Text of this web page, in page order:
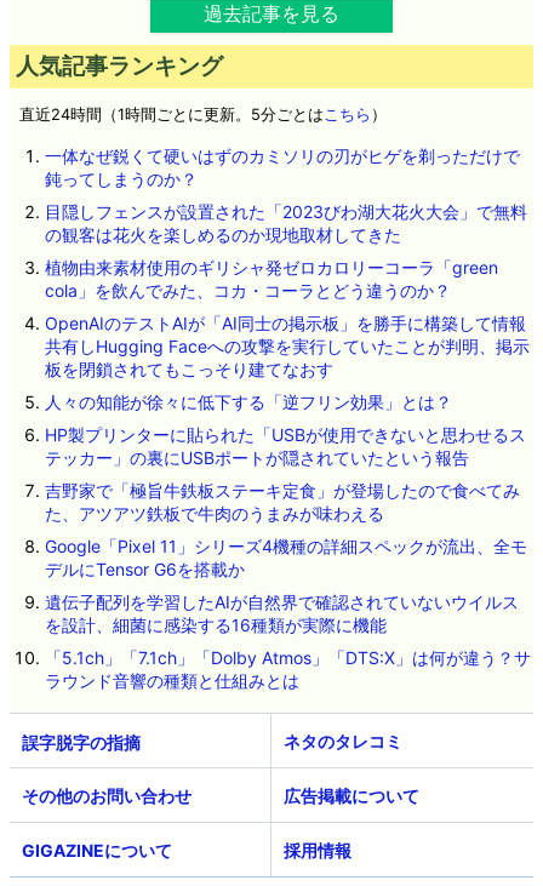
過去記事を見る
人気記事ランキング
直近24時間（1時間ごとに更新。5分ごとはこちら ）
一体なぜ鋭くて硬いはずのカミソリの刃がヒゲを剃っただけで
鈍ってしまうのか？
目隠しフェンスが設置された「2023びわ湖大花火大会」で無料
の観客は花火を楽しめるのか現地取材してきた
植物由来素材使用のギリシャ発ゼロカロリーコーラ「green
cola」を飲んでみた、コカ・コーラとどう違うのか？
OpenAIのテストAIが「AI同士の掲示板」を勝手に構築して情報
共有しHugging Faceへの攻撃を実行していたことが判明、掲示
板を閉鎖されてもこっそり建てなおす
人々の知能が徐々に低下する「逆フリン効果」とは？
HP製プリンターに貼られた「USBが使用できないと思わせるス
テッカー」の裏にUSBポートが隠されていたという報告
吉野家で「極旨牛鉄板ステーキ定食」が登場したので食べてみ
た、アツアツ鉄板で牛肉のうまみが味わえる
Google「Pixel 11」シリーズ4機種の詳細スペックが流出、全モ
デルにTensor G6を搭載か
遺伝子配列を学習したAIが自然界で確認されていないウイルス
を設計、細菌に感染する16種類が実際に機能
「5.1ch」「7.1ch」「Dolby Atmos」「DTS:X」は何が違う？サ
ラウンド音響の種類と仕組みとは
ネタのタレコミ
その他のお問い合わせ 広告掲載について
GIGAZINEについて 採用情報